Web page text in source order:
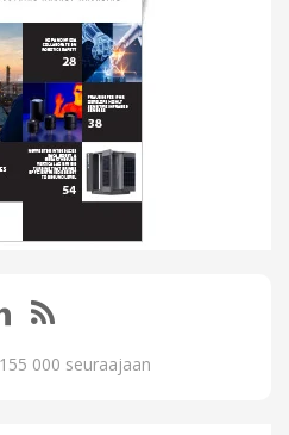
000 seuraajaan